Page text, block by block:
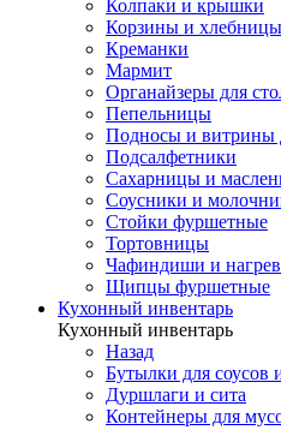
Колпаки и крышки
Корзины и хлебницы
Креманки
Мармит
Органайзеры для
Пепельницы
Подносы и витрины
Подсалфетники
Сахарницы и
Соусники и
Стойки фуршетные
Тортовницы
Чафиндиши и
Щипцы фуршетные
Кухонный инвентарь
Кухонный инвентарь
Назад
Бутылки для соусов
Дуршлаги и сита
Контейнеры для